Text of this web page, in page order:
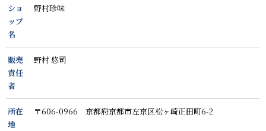
ショ
ップ
名
野村珍味
販売
責任
者
野村 悠司
所在
地
〒606-0966 京都府京都市左京区松ヶ崎正田町6-2